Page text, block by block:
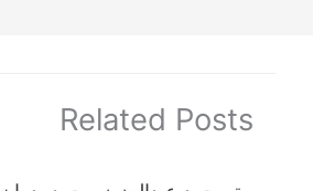
Related Posts